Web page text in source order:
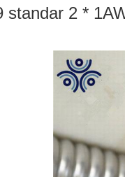
standar 2 *